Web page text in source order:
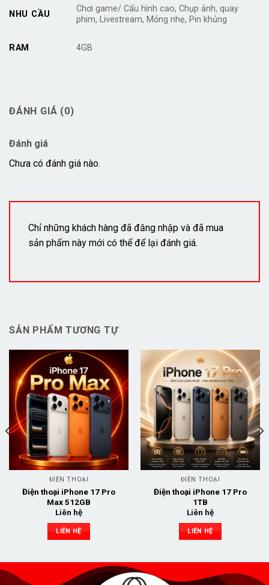
NHU CẦU
Chơi game/ Cấu hình cao, Chụp ảnh, quay
phim, Livestream, Mỏng nhẹ, Pin khủng
RAM 4GB
ĐÁNH GIÁ (0)
Đánh giá
Chưa có đánh giá nào.
Chỉ những khách hàng đã đăng nhập và đã mua
sản phẩm này mới có thể để lại đánh giá.
SẢN PHẨM TƯƠNG TỰ
ĐIỆN THOẠI
Điện thoại iPhone 17 Pro
Max 512GB
Liên hệ
LIÊN HỆ
ĐIỆN THOẠI
Điện thoại iPhone 17 Pro
1TB
Liên hệ
LIÊN HỆ